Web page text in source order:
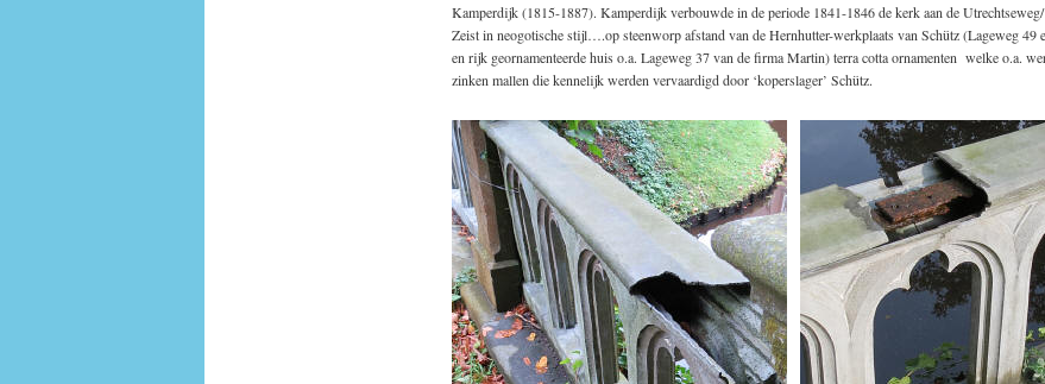
Kamperdijk (1815-1887). Kamperdijk verbouwde in de periode 1841-1846 de kerk aan de
Zeist in neogotische stijl….op steenworp afstand van de Hernhutter-werkplaats van Schütz (Lageweg 49
en rijk geornamenteerde huis o.a. Lageweg 37 van de firma Martin) terra cotta ornamenten welke o.a.
zinken mallen die kennelijk werden vervaardigd door ‘koperslager’ Schütz.